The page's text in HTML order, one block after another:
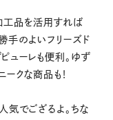
工品を活用すれば
手のよいフリーズド
ューレも便利。ゆず
クな商品も！
気でござるよ。ちな